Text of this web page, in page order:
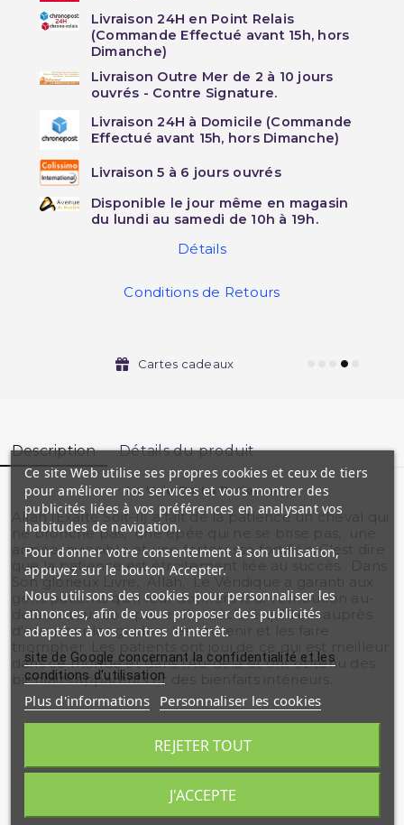
Livraison 24H en Point Relais
(Commande Effectué avant 15h, hors
Dimanche)
Livraison Outre Mer de 2 à 10 jours
ouvrés - Contre Signature.
Livraison 24H à Domicile (Commande
Effectué avant 15h, hors Dimanche)
Livraison 5 à 6 jours ouvrés
Disponible le jour même en magasin
du lundi au samedi de 10h à 19h.
Détails
Conditions de Retours
Cartes cadeaux
Description Détails du produit
La Voie De La Patience
Allah (Exalté Soit-Il) a fait de la patience un cheval qui
ne bronche pas, une épée qui ne se brise pas, une
armée invincible et une forteresse fortifiée. C'est dire
que la patience est étroitement liée au succès. Dans
Son glorieux Livre, Allah, Le Véridique a garanti aux
gens patients qu'Il leur donnera leur rétribution au-
delà de tout compte et Il a déclaré qu'Il est auprès
d'eux pour les guider, les soutenir et les faire
dans ce monde et dans l'Au-delà et ont obtenu des
bienfaits apparents et des bienfaits intérieurs.
Produits similaires
Ce site Web utilise ses propres cookies et ceux de tiers
pour améliorer nos services et vous montrer des
publicités liées à vos préférences en analysant vos
habitudes de navigation.
Pour donner votre consentement à son utilisation,
appuyez sur le bouton Accepter.
Nous utilisons des cookies pour personnaliser les
annonces, afin de vous proposer des publicités
adaptées à vos centres d'intérêt.
site de Google concernant la confidentialité et les
conditions d'utilisation
Plus d'informations Personnaliser les cookies
REJETER TOUT
J'ACCEPTE